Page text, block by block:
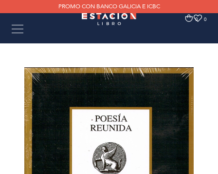
PROMO CON BANCO GALICIA E ICBC
0 0